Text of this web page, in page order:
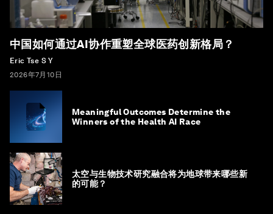
中国如何通过AI协作重塑全球医药创新格局？
Eric Tse S Y
2026年7月10日
Meaningful Outcomes Determine the
Winners of the Health AI Race
太空与生物技术研究融合将为地球带来哪些新
的可能？